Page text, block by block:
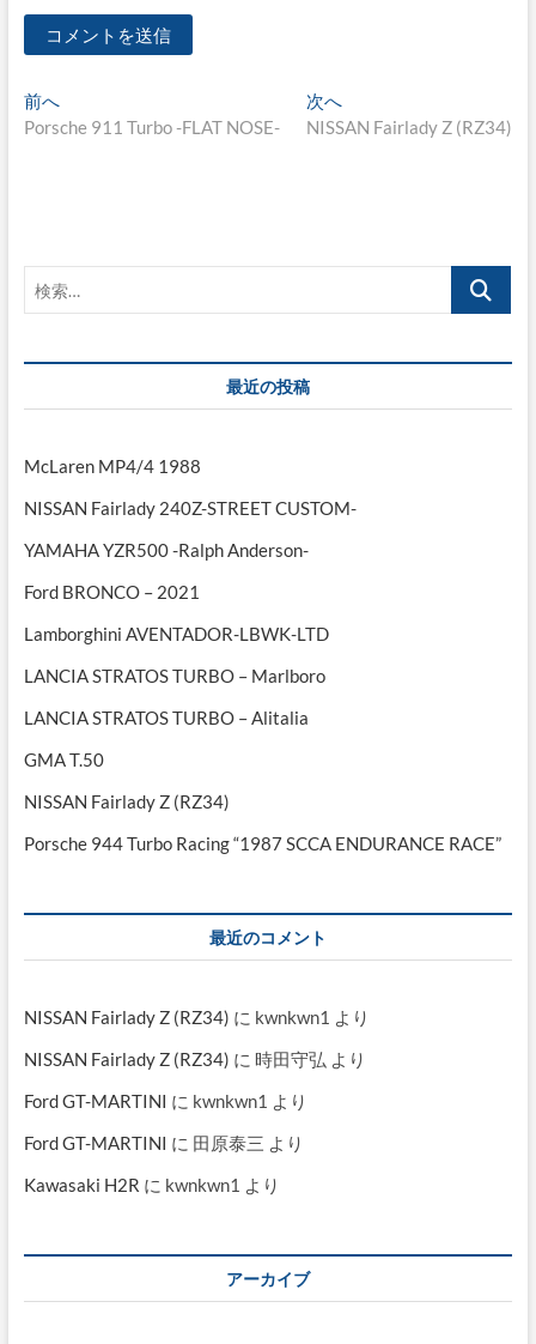
投
稿
ゲ
ー
ョ
ン
前へ過
去
Porsche 911 Turbo -FLAT NOSE-
次へ
の
NISSAN Fairlady Z (RZ34)
最近の投稿
McLaren MP4/4 1988
NISSAN Fairlady 240Z-STREET CUSTOM-
YAMAHA YZR500 -Ralph Anderson-
Ford BRONCO – 2021
Lamborghini AVENTADOR-LBWK-LTD
LANCIA STRATOS TURBO – Marlboro
LANCIA STRATOS TURBO – Alitalia
GMA T.50
NISSAN Fairlady Z (RZ34)
Porsche 944 Turbo Racing “1987 SCCA ENDURANCE RACE”
最近のコメント
NISSAN Fairlady Z (RZ34) に kwnkwn1 より
NISSAN Fairlady Z (RZ34) に 時田守弘 より
Ford GT-MARTINI に kwnkwn1 より
Ford GT-MARTINI に 田原泰三 より
Kawasaki H2R に kwnkwn1 より
アーカイブ